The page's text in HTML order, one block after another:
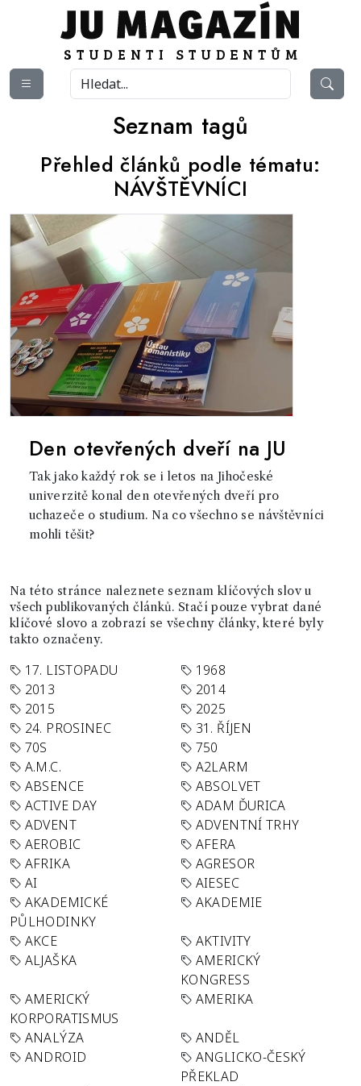
Seznam tagů
Přehled článků podle tématu:
NÁVŠTĚVNÍCI
Den otevřených dveří na JU
Tak jako každý rok se i letos na Jihočeské
univerzitě konal den otevřených dveří pro
uchazeče o studium. Na co všechno se návštěvníci
mohli těšit?
Na této stránce naleznete seznam klíčových slov u
všech publikovaných článků. Stačí pouze vybrat dané
klíčové slovo a zobrazí se všechny články, které byly
takto označeny.
17. LISTOPADU
1968
2013
2014
2015
2025
24. PROSINEC
31. ŘÍJEN
70S
750
A.M.C.
A2LARM
ABSENCE
ABSOLVET
ACTIVE DAY
ADAM ĎURICA
ADVENT
ADVENTNÍ TRHY
AEROBIC
AFERA
AFRIKA
AGRESOR
AI
AIESEC
AKADEMICKÉ
PŮLHODINKY
AKADEMIE
AKCE
AKTIVITY
ALJAŠKA
AMERICKÝ
KONGRESS
AMERICKÝ
KORPORATISMUS
AMERIKA
ANALÝZA
ANDĚL
ANDROID
ANGLICKO-ČESKÝ
PŘEKLAD